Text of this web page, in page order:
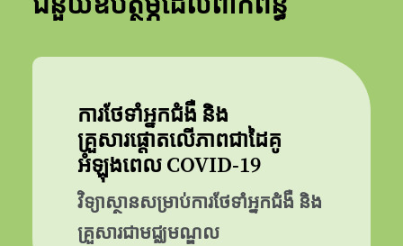
ការថែទាំអ្នកជំងឺ និង
គ្រួសារផ្តោតលើភាពជាដៃគូ
អំឡុងពេល COVID-19
វិទ្យាស្ថានសម្រាប់ការថែទាំអ្នកជំងឺ និង
គ្រួសារជាមជ្ឈមណ្ឌល